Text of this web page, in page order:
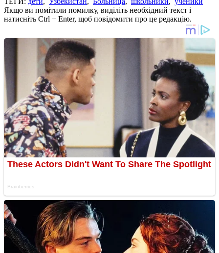
Якщо ви помітили помилку, виділіть необхідний текст і
натисніть Ctrl + Enter, щоб повідомити про це редакцію.